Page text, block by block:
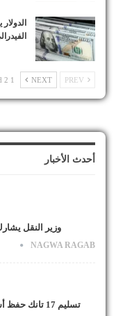
NEXT
1 od 2 |
أحدث الأخبار
وزير النقل
NAGWA RAGAB
تسليم 17 تانك حفظ أسماك و3 عربات مجهزة ببلطيم والشهابية…